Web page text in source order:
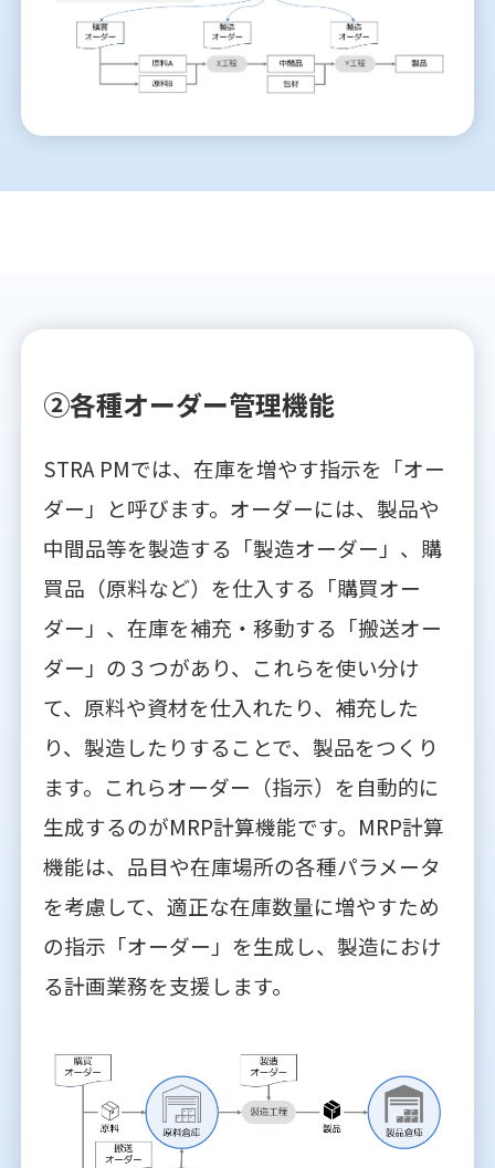
②各種オーダー管理機能
STRA PMでは、在庫を増やす指示を「オー
ダー」と呼びます。オーダーには、製品や
中間品等を製造する「製造オーダー」、購
買品（原料など）を仕入する「購買オー
ダー」、在庫を補充・移動する「搬送オー
ダー」の３つがあり、これらを使い分け
て、原料や資材を仕入れたり、補充した
り、製造したりすることで、製品をつくり
ます。これらオーダー（指示）を自動的に
生成するのがMRP計算機能です。MRP計算
機能は、品目や在庫場所の各種パラメータ
を考慮して、適正な在庫数量に増やすため
の指示「オーダー」を生成し、製造におけ
る計画業務を支援します。